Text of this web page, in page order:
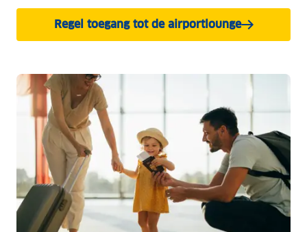
Regel toegang tot de airportlounge